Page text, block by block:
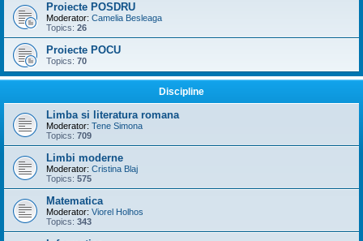
Proiecte POSDRU
Moderator: Camelia Besleaga
Topics: 26
Proiecte POCU
Topics: 70
Discipline
Limba si literatura romana
Moderator: Tene Simona
Topics: 709
Limbi moderne
Moderator: Cristina Blaj
Topics: 575
Matematica
Moderator: Viorel Holhos
Topics: 343